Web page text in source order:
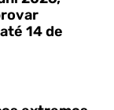
14 de